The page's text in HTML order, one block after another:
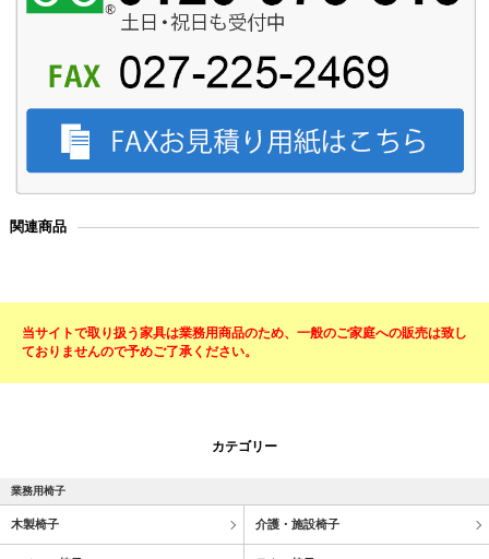
関連商品
当サイトで取り扱う家具は業務用商品のため、一般のご家庭への販売は致し
ておりませんので予めご了承ください。
カテゴリー
業務用椅子
木製椅子 介護・施設椅子